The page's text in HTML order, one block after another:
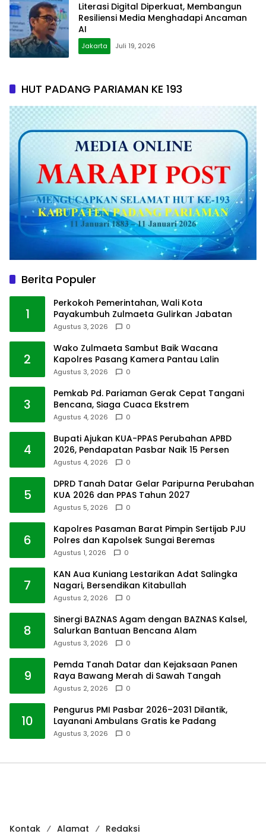
Literasi Digital Diperkuat, Membangun
Resiliensi Media Menghadapi Ancaman
AI
Jakarta Juli 19, 2026
HUT PADANG PARIAMAN KE 193
Berita Populer
1
Perkokoh Pemerintahan, Wali Kota
Payakumbuh Zulmaeta Gulirkan Jabatan
Agustus 3, 2026 0
2
Wako Zulmaeta Sambut Baik Wacana
Kapolres Pasang Kamera Pantau Lalin
Agustus 3, 2026 0
3
Pemkab Pd. Pariaman Gerak Cepat Tangani
Bencana, Siaga Cuaca Ekstrem
Agustus 4, 2026 0
4
Bupati Ajukan KUA-PPAS Perubahan APBD
2026, Pendapatan Pasbar Naik 15 Persen
Agustus 4, 2026 0
5
DPRD Tanah Datar Gelar Paripurna Perubahan
KUA 2026 dan PPAS Tahun 2027
Agustus 5, 2026 0
6
Kapolres Pasaman Barat Pimpin Sertijab PJU
Polres dan Kapolsek Sungai Beremas
Agustus 1, 2026 0
7
KAN Aua Kuniang Lestarikan Adat Salingka
Nagari, Bersendikan Kitabullah
Agustus 2, 2026 0
8
Sinergi BAZNAS Agam dengan BAZNAS Kalsel,
Salurkan Bantuan Bencana Alam
Agustus 3, 2026 0
9
Pemda Tanah Datar dan Kejaksaan Panen
Raya Bawang Merah di Sawah Tangah
Agustus 2, 2026 0
10
Pengurus PMI Pasbar 2026–2031 Dilantik,
Layanani Ambulans Gratis ke Padang
Agustus 3, 2026 0
Kontak Alamat Redaksi